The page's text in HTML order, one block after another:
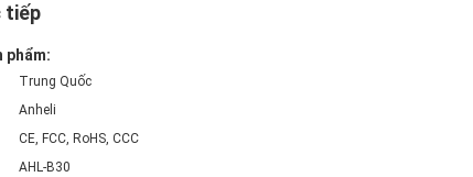
tiếp
phẩm:
Trung Quốc
Anheli
CE, FCC, RoHS, CCC
AHL-B30